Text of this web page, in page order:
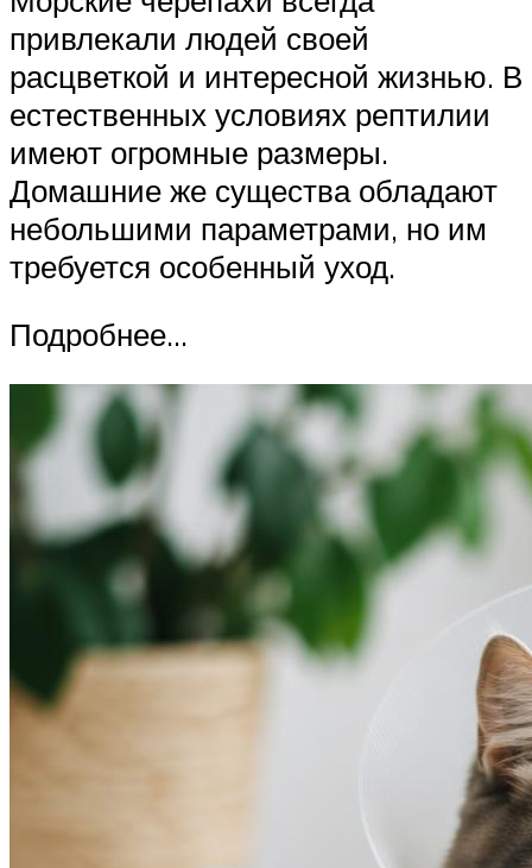
привлекали людей своей
расцветкой и интересной жизнью. В
естественных условиях рептилии
имеют огромные размеры.
Домашние же существа обладают
небольшими параметрами, но им
требуется особенный уход.
Подробнее…